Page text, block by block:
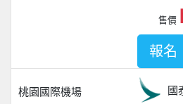
桃園國際機場 國
售價
報名